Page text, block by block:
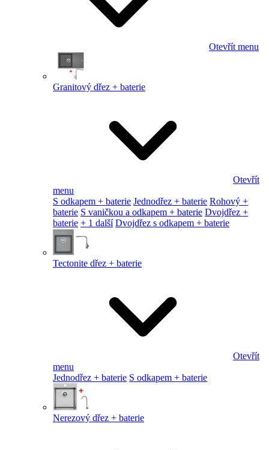
Otevřít menu
Granitový dřez + baterie
Otevřít
menu
S odkapem + baterie Jednodřez + baterie Rohový +
baterie S vaničkou a odkapem + baterie Dvojdřez +
baterie + 1 další Dvojdřez s odkapem + baterie
Tectonite dřez + baterie
Otevřít
menu
Jednodřez + baterie S odkapem + baterie
Nerezový dřez + baterie